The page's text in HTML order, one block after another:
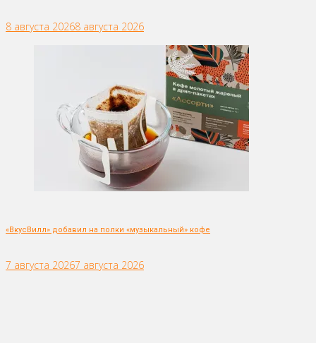
8 августа 20268 августа 2026
«ВкусВилл» добавил на полки «музыкальный» кофе
7 августа 20267 августа 2026